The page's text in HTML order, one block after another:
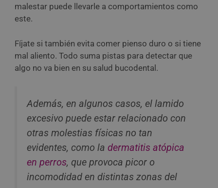
malestar puede llevarle a comportamientos como
este.
Fíjate si también evita comer pienso duro o si tiene
mal aliento. Todo suma pistas para detectar que
algo no va bien en su salud bucodental.
Además, en algunos casos, el lamido
excesivo puede estar relacionado con
otras molestias físicas no tan
evidentes, como la dermatitis atópica
en perros, que provoca picor o
incomodidad en distintas zonas del